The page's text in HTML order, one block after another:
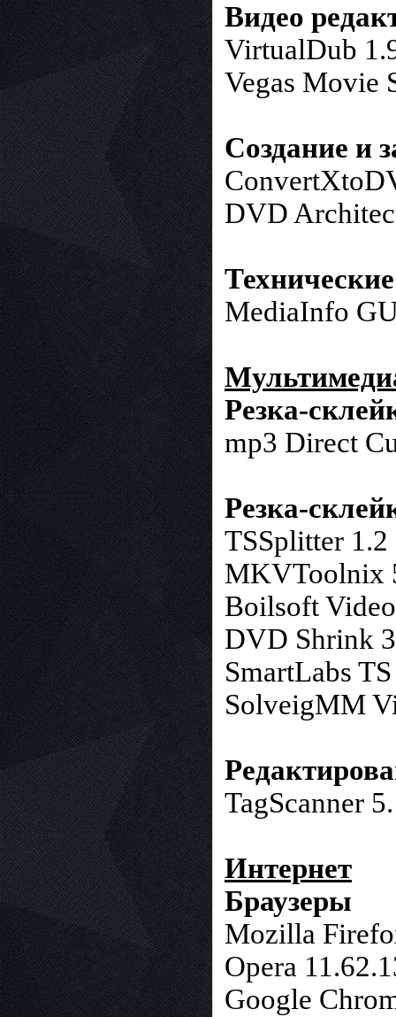
Видео
VirtualDub
Vegas Movie
Создание и
DVD
MediaInfo
Резка-
mp3 Direct
Резка-
TSSplitter 1.2
MKVToolnix
Boilsoft
DVD Shrink
SmartLabs
SolveigMM
TagScanner
Интернет
Браузеры
Mozilla
Opera
Google